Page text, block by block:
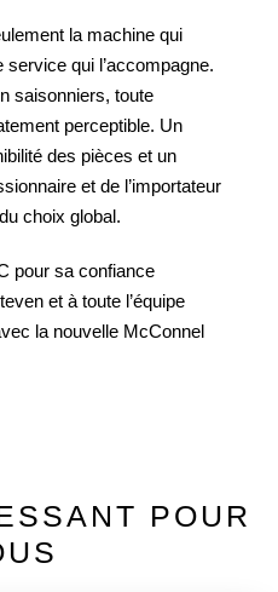
la machine qui
qui l’accompagne.
saisonniers, toute
perceptible. Un
des pièces et un
et de l’importateur
choix global.
pour sa confiance
et à toute l’équipe
la nouvelle McConnel
POUR